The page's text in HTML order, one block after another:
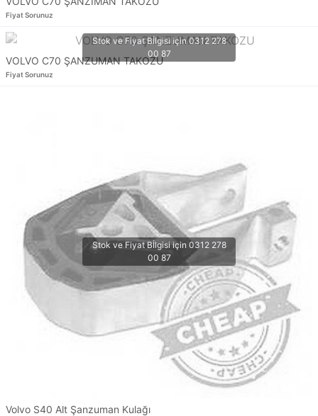
Fiyat Sorunuz
VOLVO C70 ŞANZUMAN TAKOZU
Fiyat Sorunuz
Volvo S40 Alt Şanzuman Kulağı